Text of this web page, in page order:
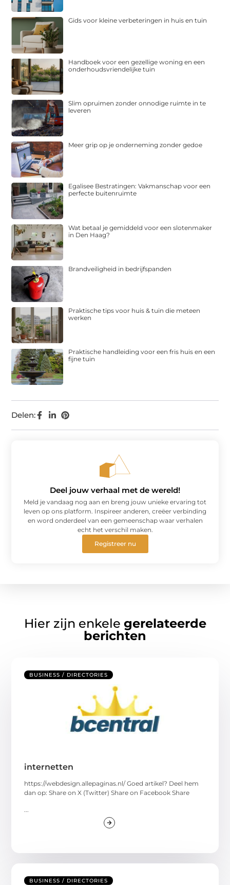
Delen:
Gids voor kleine verbeteringen in huis en tuin
Handboek voor een gezellige woning en een
onderhoudsvriendelijke tuin
Slim opruimen zonder onnodige ruimte in te
leveren
Meer grip op je onderneming zonder gedoe
Egalisee Bestratingen: Vakmanschap voor een
perfecte buitenruimte
Wat betaal je gemiddeld voor een slotenmaker
in Den Haag?
Brandveiligheid in bedrijfspanden
Praktische tips voor huis & tuin die meteen
werken
Praktische handleiding voor een fris huis en een
fijne tuin
Deel jouw verhaal met de wereld!
Meld je vandaag nog aan en breng jouw unieke ervaring tot
leven op ons platform. Inspireer anderen, creëer verbinding
en word onderdeel van een gemeenschap waar verhalen
echt het verschil maken.
Registreer nu
Hier zijn enkele gerelateerde
berichten
BUSINESS / DIRECTORIES
internetten
https://webdesign.allepaginas.nl/ Goed artikel? Deel hem
dan op: Share on X (Twitter) Share on Facebook Share
BUSINESS / DIRECTORIES